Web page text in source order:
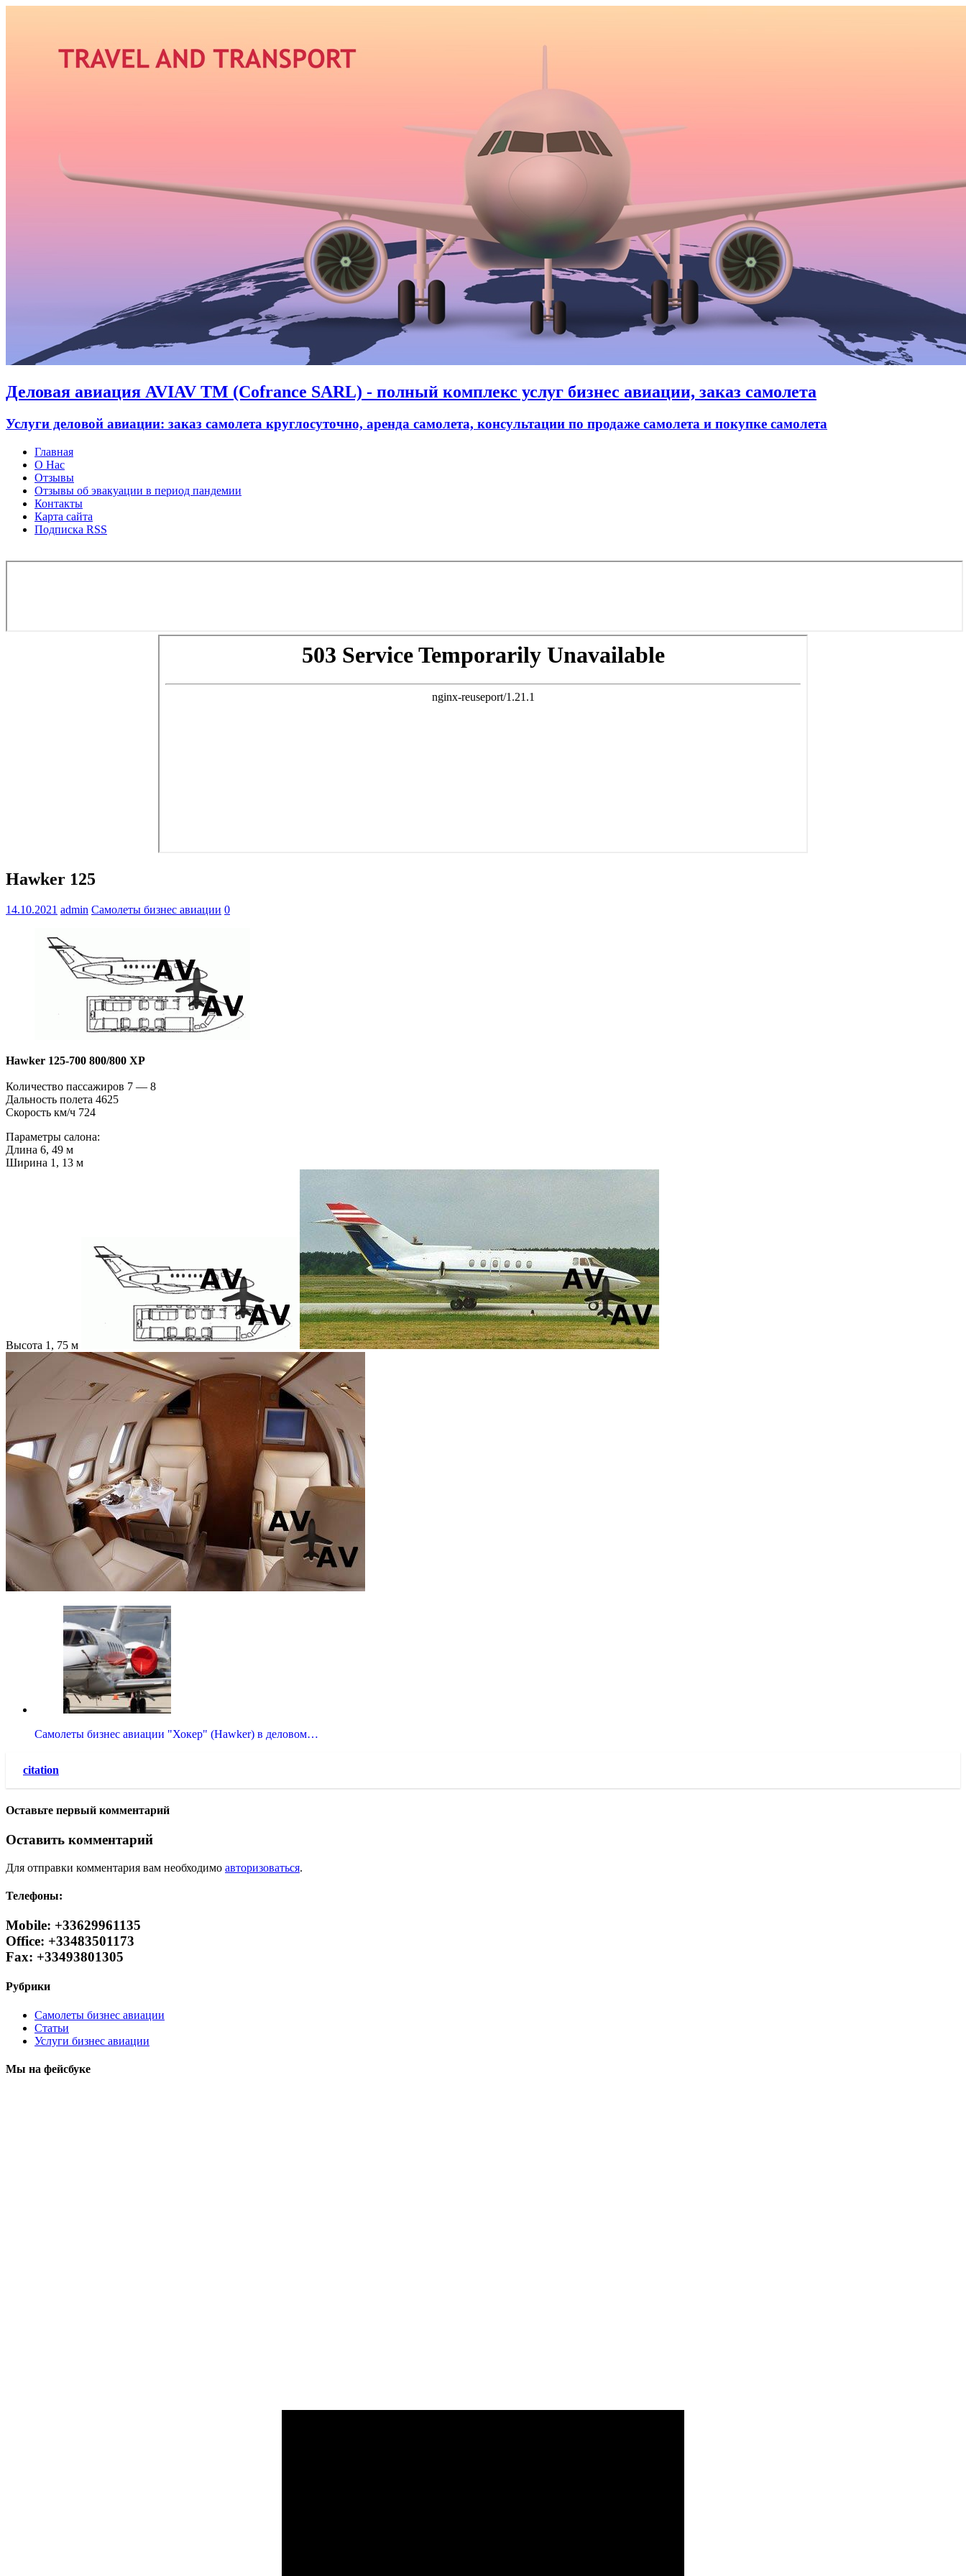
Деловая авиация AVIAV TM (Cofrance SARL) - полный комплекс услуг бизнес авиации, заказ самолета
Услуги деловой авиации: заказ самолета круглосуточно, аренда самолета, консультации по продаже самолета и покупке самолета
Главная
О Нас
Отзывы
Отзывы об эвакуации в период пандемии
Контакты
Карта сайта
Подписка RSS
Hawker 125
14.10.2021 admin Самолеты бизнес авиации 0
Hawker 125-700 800/800 XP
Количество пассажиров 7 — 8
Дальность полета 4625
Скорость км/ч 724
Параметры салона:
Длина 6, 49 м
Ширина 1, 13 м
Высота 1, 75 м
Самолеты бизнес авиации "Хокер" (Hawker) в деловом…
citation
Оставьте первый комментарий
Оставить комментарий
Для отправки комментария вам необходимо авторизоваться.
Телефоны:
Mobile: +33629961135
Office: +33483501173
Fax: +33493801305
Рубрики
Самолеты бизнес авиации
Статьи
Услуги бизнес авиации
Мы на фейсбуке
Узнать больше.